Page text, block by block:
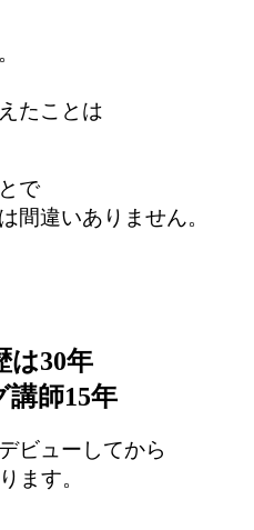
たことは
で
間違いありません。
は30年
師15年
デビューしてから
ます。